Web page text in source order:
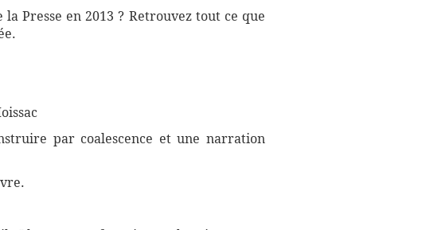
Presse en 2013 ? Retrouvez tout ce que
par coalescence et une narration